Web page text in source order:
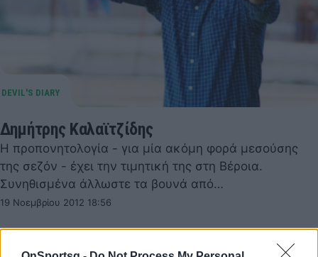
Δημήτρης Καλαϊτζίδης
Η προπονητολογία - για μία ακόμη φορά μεσούσης
της σεζόν - έχει την τιμητική της στη Βέροια.
Συνηθισμένα άλλωστε τα βουνά από…
19 Νοεμβρίου 2012 18:56